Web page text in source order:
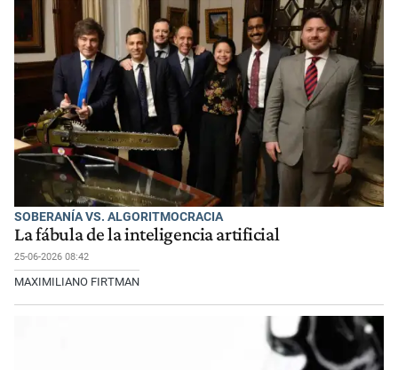
SOBERANÍA VS. ALGORITMOCRACIA
La fábula de la inteligencia artificial
25-06-2026 08:42
MAXIMILIANO FIRTMAN